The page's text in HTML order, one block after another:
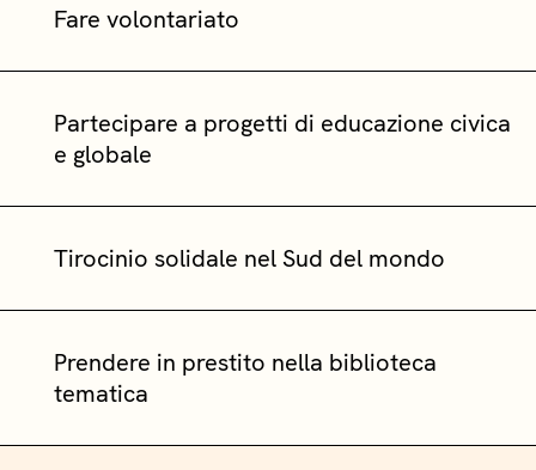
Fare volontariato
Partecipare a progetti di educazione civica
e globale
Tirocinio solidale nel Sud del mondo
Prendere in prestito nella biblioteca
tematica